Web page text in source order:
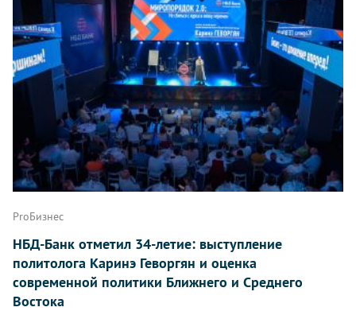
ProБизнес
НБД-Банк отметил 34-летие: выступление
политолога Каринэ Геворгян и оценка
современной политики Ближнего и Среднего
Востока